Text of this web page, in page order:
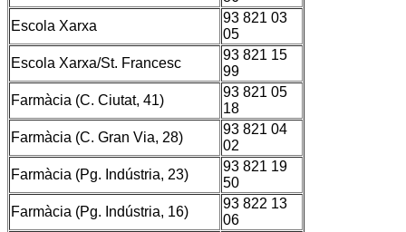
Escola Xarxa
93 821 03
05
Escola Xarxa/St. Francesc
93 821 15
99
Farmàcia (C. Ciutat, 41)
93 821 05
18
Farmàcia (C. Gran Via, 28)
93 821 04
02
Farmàcia (Pg. Indústria, 23)
93 821 19
50
Farmàcia (Pg. Indústria, 16)
93 822 13
06